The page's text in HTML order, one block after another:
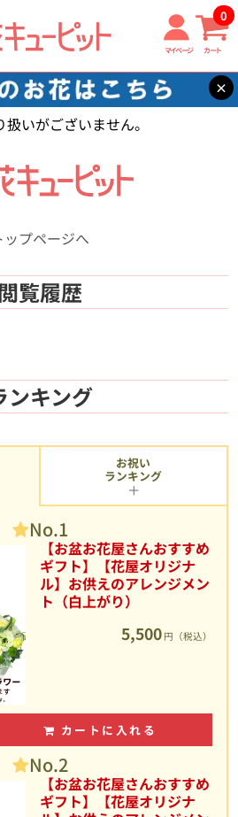
マイページ カート
0
×
いがございません。
ップページへ
閲覧履歴
ンキング
No.1
【お盆お花屋さんおすすめ
ギフト】【花屋オリジナ
ル】お供えのアレンジメン
ト（白上がり）
5,500 円（税込）
カートに入れる
No.2
【お盆お花屋さんおすすめ
ギフト】【花屋オリジナ
お祝い
ランキング